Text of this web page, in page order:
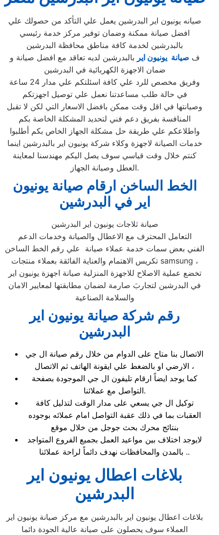
صيانه يونيون اير البدرشين يعمل علي التأكد من حصولك علي
افضل صيانة ممكنة وضمان توفير مركز خدمة رئيسي
بالبدرشين لخدمة كافة مناطق محافظة البدرشين
ف صيانة يونيون اير بالبدرشين لديه تعاقد مع افضل صيانة و
ضمان الاجهزة الكهربائية في البدرشين
وفريق مخصص للرد علي كافة اسئلتكم علي مدار 24 ساعة
في حالة طلب مساعدتنا نعمل علي توصيل اجهزتكم
وصيانتها في اقل وقت ممكن بافضل الاسعار التي لكن لا تقبل
المنافسة بفريق دعم فني لتحديد المشكلة الخاصة بكم
واطلاعكم علي طريقة حل مشكلة الجهاز الخاص بكم أطلبوا
خدمات الصيانة لاجهزة وكلاء شركة يونيون اير بالبدرشين اينما
كنتم خلال وقت قياسي سوف يصل اليكم مهندسنا لمعاينة
العطل وصيانة الجهاز.
الخط الساخن ارقام صيانة يونيون
اير في البدرشين
صيانة ثلاجات يونيون اير البدرشين
التعامل المحترف مع الاعطال والصيانة وخدمات الدعم
الفني بعض سمات خدمة عملاء صيانة علي رقم الخط الساخن
تكريس الاهتمام والعناية الفائقة بعملاء منتجات samsung ،
تخضع عملية الاصلاح للاجهزة المنزلية صيانة اجهزة يونيون اير
في البدرشين لتجاربَ صارمة لضمان مطابقتها لمعايير الامان
والسلامة الصناعية
رقم شركة صيانة يونيون اير
البدرشين
الاتصال بنا متاح على الدوام من خلال رقم صيانة ال جي
الارضي او بالضغط علي ايقونة الهاتف ثم الاتصال ،
كما يوجد ايضاً ارقام تليفون ال جي الموجودة بصفحة
التواصل مع عملائنا.
توكيل ال جي يسعي على مدار الوقت لتذليل كافة
العقبات بما في ذلك عقبة التواصل امام عملائه بوجوده
بنتائج محرك بحث جوجل من خلال موقع
لايوجد اختلاف بين مواعيد العمل بجميع الفروع المتواجد
بالمدن والمحافظات نهدف دائماً لراحة عملائنا ..
بلاغات اعطال يونيون اير
البدرشين
بلاغات اعطال يونيون اير بالبدرشين مع مركز صيانة يونيون اير
العملاء سوف يحصلون على صيانة عالية الجودة دائما